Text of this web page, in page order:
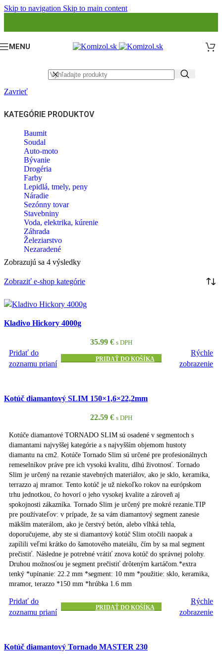
Skip to navigation Skip to main content
MENU
Zavrieť
KATEGÓRIE PRODUKTOV
Baumit
Soudal
Auto-moto
Bývanie
Drogéria
Farby
Lepidlá, tmely, peny
Náradie
Sezónny tovar
Stavebniny
Voda, elektrika, kúrenie
Záhrada
Železiarstvo
Nezaradené
Zobrazujú sa 4 výsledky
Zobraziť e-shop kategórie
Kladivo Hickory 4000g
35.99 € s DPH
Pridať do
zoznamu prianí
PRIDAŤ DO KOŠÍKA
Rýchle
zobrazenie
Kotúč diamantový SLIM 150×1,6×22,2mm
22.59 € s DPH
Kotúče diamantové TORNADO SLIM sú osadené v segmentoch s
diamantami najvyššej kategórie a s najvyšším objemom hustoty
diamantu na cm2. Kotúče Tornado Slim sú určené pre profesionálnych
remeselníkov práve pre ich vysokú kvalitu, dlhú životnosť. Tornado
Slim je určený na rezanie stavebných materiálov, ako je sklo, keramika,
terrazzo aj mramor. Tento kotúč je už niekoľko rokov na európskom
trhu jednotkou, čo hovorí o jeho vysokej kvalite a zároveň aj
spokojnosti zákazníka. Tornado Slim je určený pre mokré rezanie.TIP
pre používateľov: v prípade, že sa vám diamantový segment zanesie
mäkším materálom, ako je čerstvý betón, alebo vlhká tehla,
doporučujeme, aby ste si diamantový kotúč Slim otočili naopak a
zapílili veľmi krátko do šamotového mateiálu, čím by sa mal segment
prečistiť. Následne je potrebné vrátiť znova kotúč do správnej polohy.
Druhou možnosťou je segment prečistiť drôteným kartáčom.*extra
tenký *upínanie: 22.2 mm *segment: 10 mm *použitie: sklo, keramika,
mramor, terazzo *150 mm *hrúbka 1.6 mm
Pridať do
zoznamu prianí
PRIDAŤ DO KOŠÍKA
Rýchle
zobrazenie
Kotúč diamantový Tornado MASTER 230